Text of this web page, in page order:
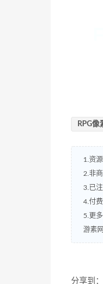
RPG像
1.资
2.非
3.已
4.付
5.更
游素网
分享到：